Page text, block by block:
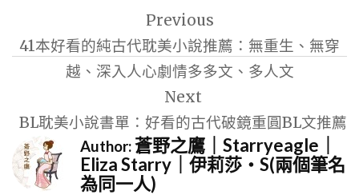
導
Previous
41本好看的純古代耽美小說推薦：無重生、無穿
越、深入人心劇情多多文、多人文
Next
BL耽美小說書單：好看的古代破鏡重圓BL文推薦
Author:蒼野之鷹｜Starryeagle｜
Eliza Starry｜伊莉莎・S(兩個筆名
為同一人)